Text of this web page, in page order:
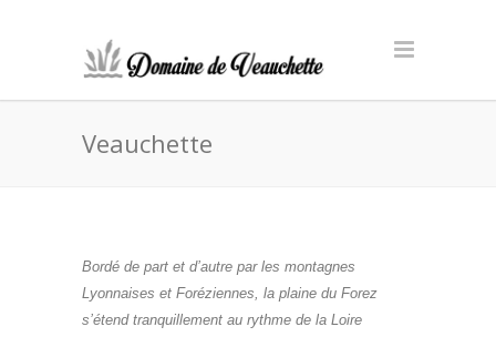
Veauchette
Bordé de part et d’autre par les montagnes
Lyonnaises et Foréziennes, la plaine du Forez
s’étend tranquillement au rythme de la Loire